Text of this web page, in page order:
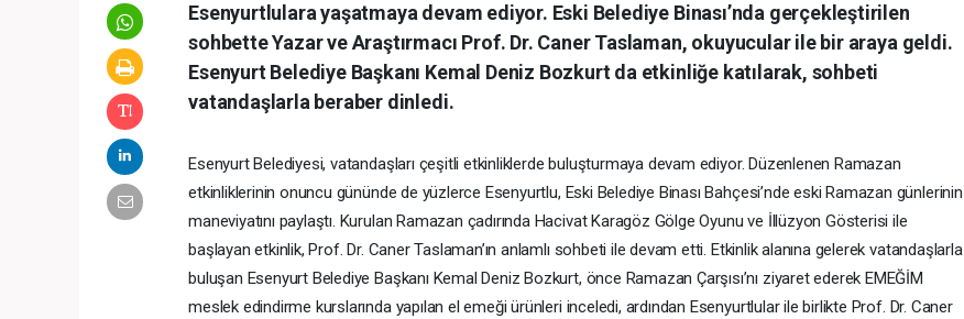
Esenyurtlulara yaşatmaya devam ediyor. Eski Belediye Binası’nda gerçekleştirilen
sohbette Yazar ve Araştırmacı Prof. Dr. Caner Taslaman, okuyucular ile bir araya geldi.
Esenyurt Belediye Başkanı Kemal Deniz Bozkurt da etkinliğe katılarak, sohbeti
vatandaşlarla beraber dinledi.
Esenyurt Belediyesi, vatandaşları çeşitli etkinliklerde buluşturmaya devam ediyor. Düzenlenen Ramazan
etkinliklerinin onuncu gününde de yüzlerce Esenyurtlu, Eski Belediye Binası Bahçesi’nde eski Ramazan günlerinin
maneviyatını paylaştı. Kurulan Ramazan çadırında Hacivat Karagöz Gölge Oyunu ve İllüzyon Gösterisi ile
başlayan etkinlik, Prof. Dr. Caner Taslaman’ın anlamlı sohbeti ile devam etti. Etkinlik alanına gelerek vatandaşlarla
buluşan Esenyurt Belediye Başkanı Kemal Deniz Bozkurt, önce Ramazan Çarşısı’nı ziyaret ederek EMEĞİM
meslek edindirme kurslarında yapılan el emeği ürünleri inceledi, ardından Esenyurtlular ile birlikte Prof. Dr. Caner